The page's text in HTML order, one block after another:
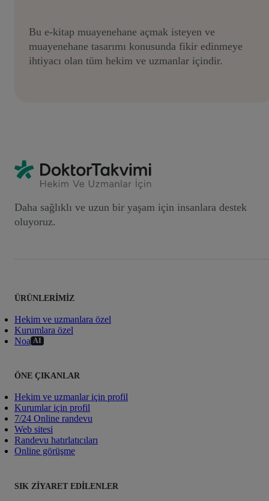
Bu e-kitap muayenehane açmak isteyen ve
muayenehane tasarımı konusunda fikir edinmeye
ihtiyacı olan tüm hekim ve uzmanlar içindir.
Daha sağlıklı ve uzun bir yaşam için insanlara destek
oluyoruz.
ÜRÜNLERIMIZ
Hekim ve uzmanlara özel
Kurumlara özel
Noa AI
ÖNE ÇIKANLAR
Hekim ve uzmanlar için profil
Kurumlar için profil
7/24 Online randevu
Web sitesi
Randevu hatırlatıcıları
Online görüşme
SIK ZIYARET EDILENLER